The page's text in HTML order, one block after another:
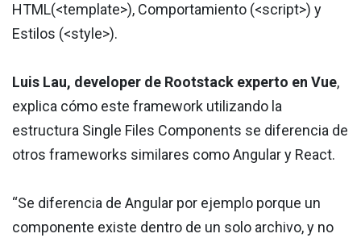
HTML(<template>), Comportamiento (<script>) y
Estilos (<style>).
Luis Lau, developer de Rootstack experto en Vue,
explica cómo este framework utilizando la
estructura Single Files Components se diferencia de
otros frameworks similares como Angular y React.
“Se diferencia de Angular por ejemplo porque un
componente existe dentro de un solo archivo, y no